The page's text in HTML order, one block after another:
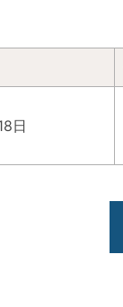
日